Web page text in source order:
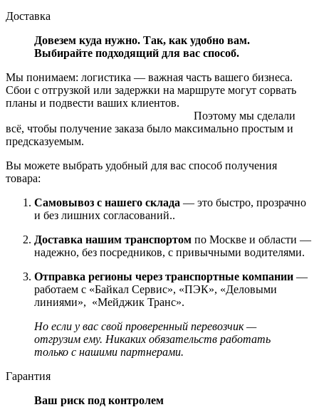
Доставка
Довезем куда нужно. Так, как удобно вам.
Выбирайте подходящий для вас способ.
Мы понимаем: логистика — важная часть вашего бизнеса.
Сбои с отгрузкой или задержки на маршруте могут сорвать
планы и подвести ваших клиентов.
Поэтому мы сделали
всё, чтобы получение заказа было максимально простым и
предсказуемым.
Вы можете выбрать удобный для вас способ получения
товара:
Самовывоз с нашего склада — это быстро, прозрачно
и без лишних согласований..
Доставка нашим транспортом по Москве и области —
надежно, без посредников, с привычными водителями.
Отправка регионы через транспортные компании —
работаем с «Байкал Сервис», «ПЭК», «Деловыми
линиями», «Мейджик Транс».
Но если у вас свой проверенный перевозчик —
отгрузим ему. Никаких обязательств работать
только с нашими партнерами.
Гарантия
Ваш риск под контролем